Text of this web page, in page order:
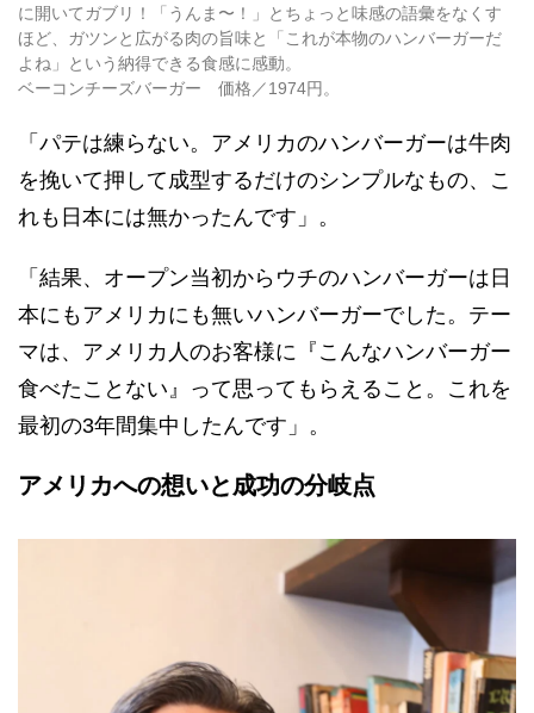
に開いてガブリ！「うんま〜！」とちょっと味感の語彙をなくす
ほど、ガツンと広がる肉の旨味と「これが本物のハンバーガーだ
よね」という納得できる食感に感動。
ベーコンチーズバーガー 価格／1974円。
「パテは練らない。アメリカのハンバーガーは牛肉
を挽いて押して成型するだけのシンプルなもの、こ
れも日本には無かったんです」。
「結果、オープン当初からウチのハンバーガーは日
本にもアメリカにも無いハンバーガーでした。テー
マは、アメリカ人のお客様に『こんなハンバーガー
食べたことない』って思ってもらえること。これを
最初の3年間集中したんです」。
アメリカへの想いと成功の分岐点